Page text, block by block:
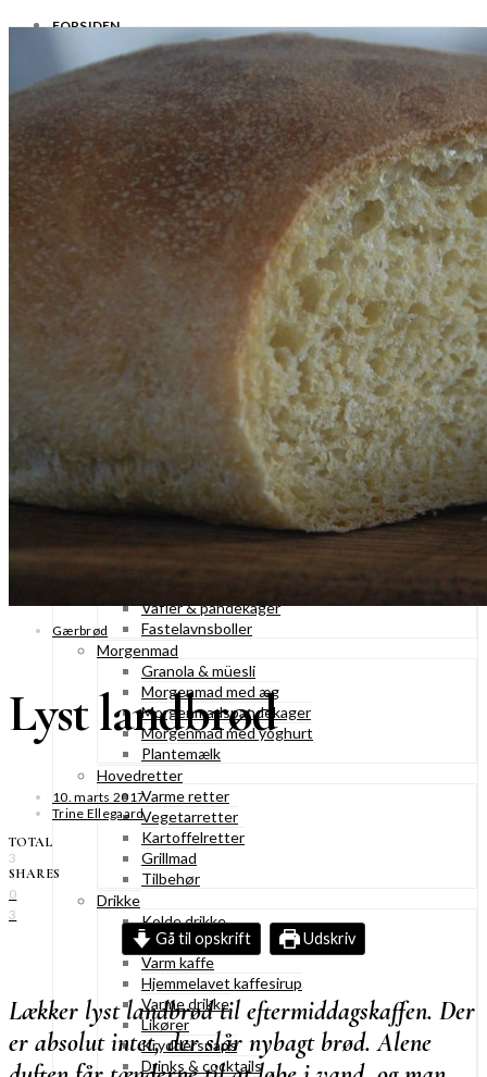
FORSIDEN
Jul
Råvarer
Køkkengrej
Bolig
DIY skønhedspleje
Bæredygtig skønhedspleje
Keramik
OPSKRIFTER
Madbrød
Kiks & knækbrød
Kager
Æblekager
Skærekager
Søde tærter
Muffins & cupcakes
Gærkager & sammenlagte kager
Konditorkager
Vafler & pandekager
Fastelavnsboller
Morgenmad
Granola & müesli
Morgenmad med æg
Morgenmadspandekager
Morgenmad med yoghurt
Plantemælk
Hovedretter
Varme retter
Vegetarretter
Kartoffelretter
Grillmad
Tilbehør
Drikke
Kolde drikke
Iskaffe
Varm kaffe
Hjemmelavet kaffesirup
Varme drikke
Likører
Kryddersnaps
Drinks & cocktails
Gærbrød
Lyst landbrød
10. marts 2017
Trine Ellegaard
TOTAL
3
SHARES
0
3
Gå til opskrift Udskriv
Lækker lyst landbrød til eftermiddagskaffen. Der
er absolut intet, der slår nybagt brød. Alene